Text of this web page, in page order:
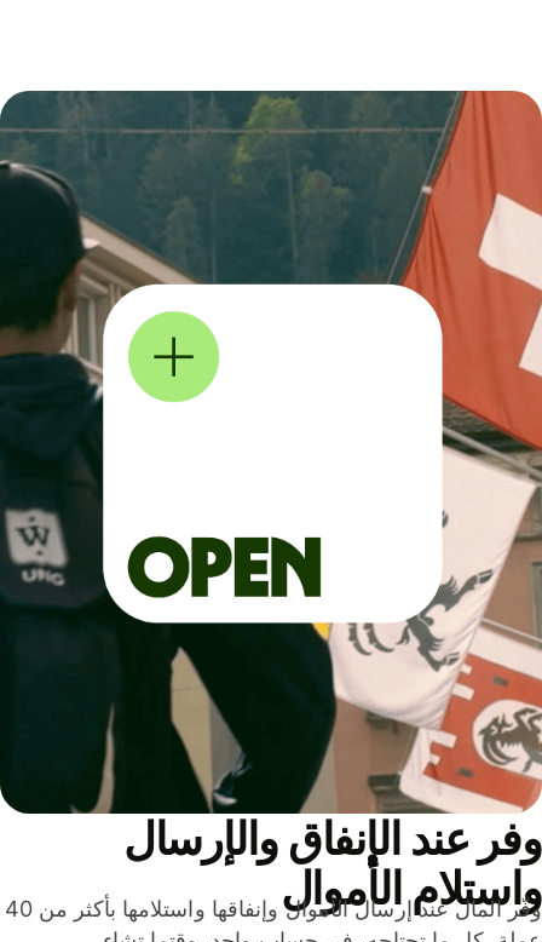
عند الإنفاق والإرسال
الأموال
وفّر المال عند إرسال الأموال وإنفاقها واستلامها بأكثر من 40